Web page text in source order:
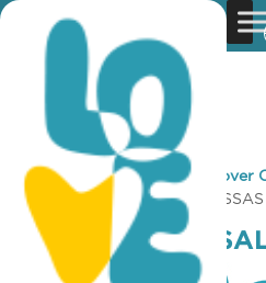
You are here: Home »Discover
KIPOS TIS CHRYSALINIOTISSAS
KIPOS TIS